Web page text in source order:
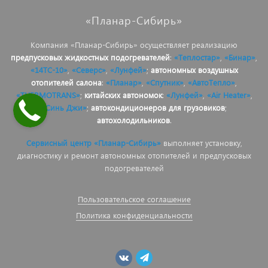
«Планар-Сибирь»
Компания «Планар-Сибирь» осуществляет реализацию
предпусковых жидкостных подогревателей: «Теплостар» «Бинар»
«14ТС-10», «Северс», «Лунфей»; автономных воздушных
отопителей салона: «Планар» «Спутник» «АвтоТепло»
«THERMOTRANS»; китайских автономок: «Лунфей», «Air Heater»,
«Синь Джи»; автокондиционеров для грузовиков;
автохолодильников.
Сервисный центр «Планар-Сибирь»выполняет установку,
диагностику и ремонт автономных отопителей и предпусковых
подогревателей
Пользовательское соглашение
Политика конфиденциальности